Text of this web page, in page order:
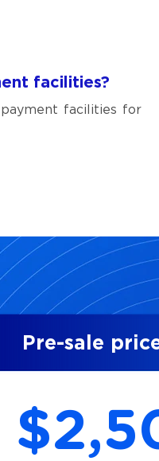
facilities?
facilities for
Pre-sale